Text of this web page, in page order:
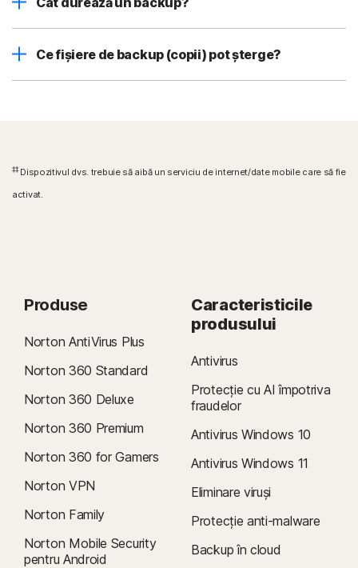
Ce fișiere de backup (copii) pot șterge?
‡‡Dispozitivul dvs. trebuie să aibă un serviciu de internet/date mobile care să fie
activat.
Produse
Norton AntiVirus Plus
Norton 360 Standard
Norton 360 Deluxe
Norton 360 Premium
Norton 360 for Gamers
Norton VPN
Norton Family
Norton Mobile Security
pentru Android
Caracteristicile
produsului
Antivirus
Protecție cu AI împotriva
fraudelor
Antivirus Windows 10
Antivirus Windows 11
Eliminare viruși
Protecție anti-malware
Backup în cloud